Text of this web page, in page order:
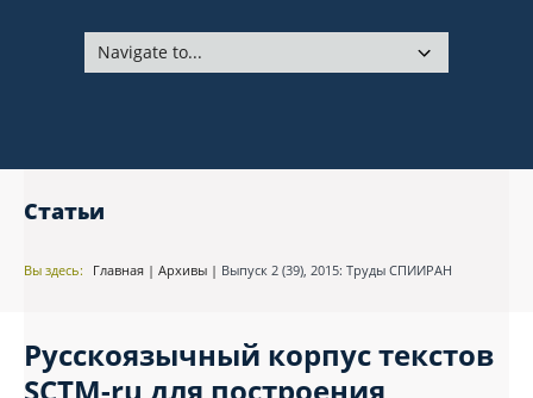
Статьи
Вы здесь: Главная | Архивы | Выпуск 2 (39), 2015: Труды СПИИРАН
Русскоязычный корпус текстов
SCTM-ru для построения